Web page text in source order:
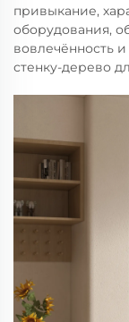
привыкание,
оборудования,
вовлечённость
стенку-дерево